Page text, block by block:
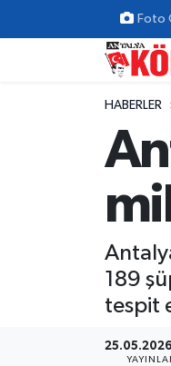
Foto
HABERLER
189
tespit
25.05.2026
Gündem
Yerel Yönetim
Nöbetçi
Trafik Durumu
Süper Lig Puan
Tüm Manşetler
Son Dakika
Haber Arşivi